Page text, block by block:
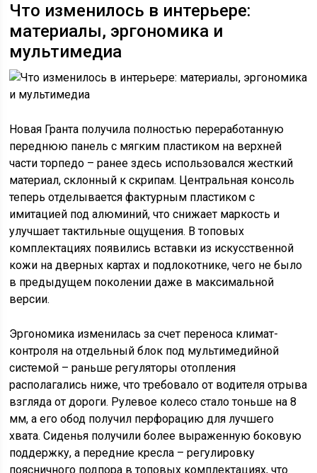
Что изменилось в интерьере:
материалы, эргономика и
мультимедиа
Новая Гранта получила полностью переработанную
переднюю панель с мягким пластиком на верхней
части торпедо – ранее здесь использовался жесткий
материал, склонный к скрипам. Центральная консоль
теперь отделывается фактурным пластиком с
имитацией под алюминий, что снижает маркость и
улучшает тактильные ощущения. В топовых
комплектациях появились вставки из искусственной
кожи на дверных картах и подлокотнике, чего не было
в предыдущем поколении даже в максимальной
версии.
Эргономика изменилась за счет переноса климат-
контроля на отдельный блок под мультимедийной
системой – раньше регуляторы отопления
располагались ниже, что требовало от водителя отрыва
взгляда от дороги. Рулевое колесо стало тоньше на 8
мм, а его обод получил перфорацию для лучшего
хвата. Сиденья получили более выраженную боковую
поддержку, а передние кресла – регулировку
поясничного подпора в топовых комплектациях, что